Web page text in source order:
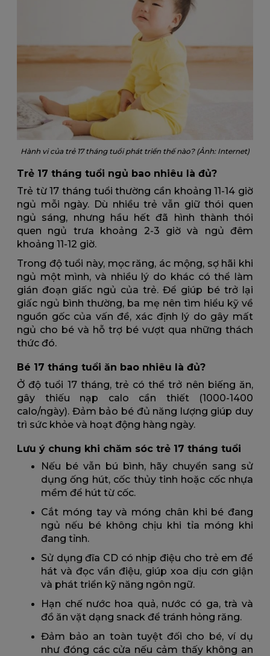
Hành vi của trẻ 17 tháng tuổi phát triển thế nào? (Ảnh: Internet)
Trẻ 17 tháng tuổi ngủ bao nhiêu là đủ?
Trẻ từ 17 tháng tuổi thường cần khoảng 11-14 giờ
ngủ mỗi ngày. Dù nhiều trẻ vẫn giữ thói quen
ngủ sáng, nhưng hầu hết đã hình thành thói
quen ngủ trưa khoảng 2-3 giờ và ngủ đêm
khoảng 11-12 giờ.
Trong độ tuổi này, mọc răng, ác mộng, sợ hãi khi
ngủ một mình, và nhiều lý do khác có thể làm
gián đoạn giấc ngủ của trẻ. Để giúp bé trở lại
giấc ngủ bình thường, ba mẹ nên tìm hiểu kỹ về
nguồn gốc của vấn đề, xác định lý do gây mất
ngủ cho bé và hỗ trợ bé vượt qua những thách
thức đó.
Bé 17 tháng tuổi ăn bao nhiêu là đủ?
Ở độ tuổi 17 tháng, trẻ có thể trở nên biếng ăn,
gây thiếu nạp calo cần thiết (1000-1400
calo/ngày). Đảm bảo bé đủ năng lượng giúp duy
trì sức khỏe và hoạt động hàng ngày.
Lưu ý chung khi chăm sóc trẻ 17 tháng tuổi
Nếu bé vẫn bú bình, hãy chuyển sang sử
dụng ống hút, cốc thủy tinh hoặc cốc nhựa
mềm để hút từ cốc.
Cắt móng tay và móng chân khi bé đang
ngủ nếu bé không chịu khi tỉa móng khi
đang tỉnh.
Sử dụng đĩa CD có nhịp điệu cho trẻ em để
hát và đọc vần điệu, giúp xoa dịu cơn giận
và phát triển kỹ năng ngôn ngữ.
Hạn chế nước hoa quả, nước có ga, trà và
đồ ăn vặt dạng snack để tránh hỏng răng.
Đảm bảo an toàn tuyệt đối cho bé, ví dụ
như đóng các cửa nếu cảm thấy không an